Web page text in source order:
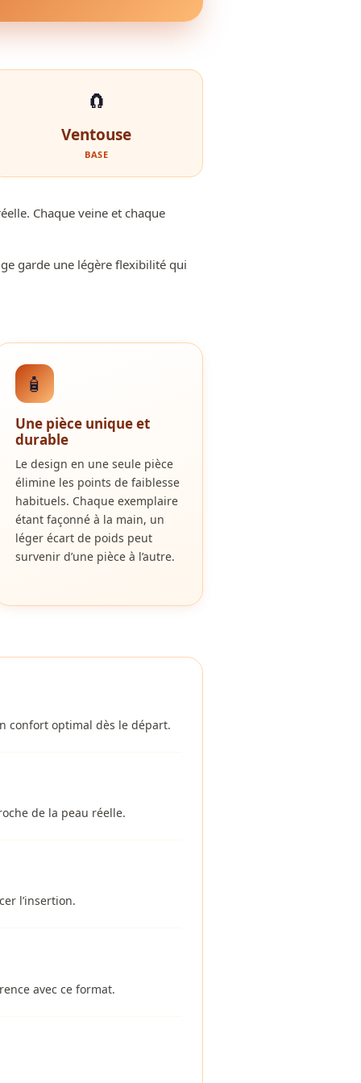
🧲
Ventouse
BASE
Chaque veine et chaque
garde une légère flexibilité qui
🧴
Une pièce unique et
durable
Le design en une seule pièce
élimine les points de faiblesse
habituels. Chaque exemplaire
étant façonné à la main, un
léger écart de poids peut
survenir d’une pièce à l’autre.
confort optimal dès le départ.
de la peau réelle.
l’insertion.
avec ce format.